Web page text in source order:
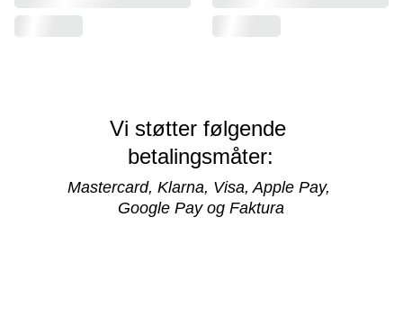
Vi støtter følgende
betalingsmåter:
Mastercard, Klarna, Visa, Apple Pay,
Google Pay og Faktura